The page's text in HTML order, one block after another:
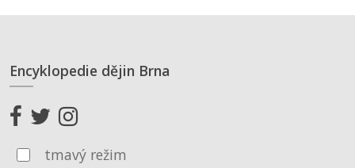
Encyklopedie dějin Brna
tmavý režim